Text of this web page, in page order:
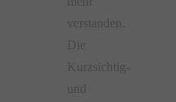
verstanden.
Die
Kurzsichtig-
und